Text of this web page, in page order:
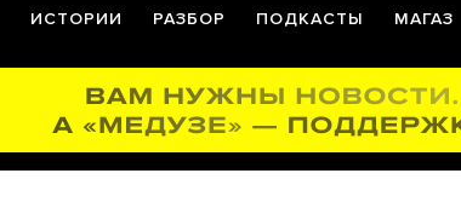
ИСТОРИИ РАЗБОР ПОДКАСТЫ МАГАЗ